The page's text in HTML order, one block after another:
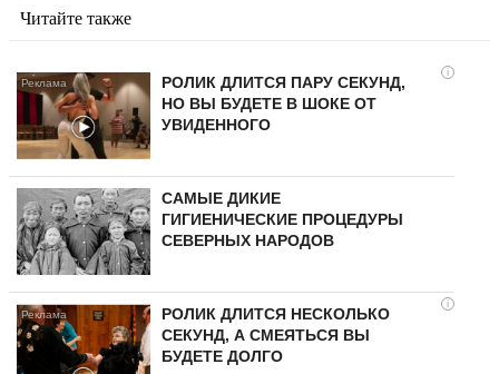
Читайте также
i
РОЛИК ДЛИТСЯ ПАРУ СЕКУНД,
НО ВЫ БУДЕТЕ В ШОКЕ ОТ
УВИДЕННОГО
САМЫЕ ДИКИЕ
ГИГИЕНИЧЕСКИЕ ПРОЦЕДУРЫ
СЕВЕРНЫХ НАРОДОВ
i
РОЛИК ДЛИТСЯ НЕСКОЛЬКО
СЕКУНД, А СМЕЯТЬСЯ ВЫ
БУДЕТЕ ДОЛГО